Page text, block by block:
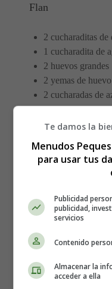
Flan
2 cucharaditas de
1 cucharadita de
2 huevos grandes
2 yemas de
2 cucharadas de
1 lata de leche
1 lata de leche
Elaboración
Precalienta el
Coloca un molde
hornear o
En una cacerola
Te damos la
Menudos
para usar tus
Publicidad
publicidad,
servicios
Contenido
Almacenar la
acceder a ella